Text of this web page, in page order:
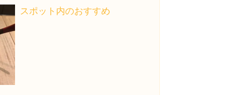
スポット内のおすすめ